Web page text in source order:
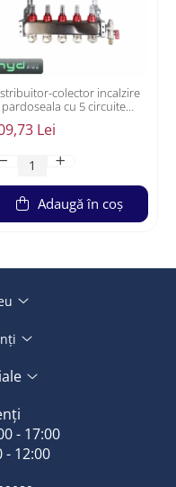
colector incalzire
cu 5 circuite
Lei
Adaugă în coș
- 17:00
- 12:00